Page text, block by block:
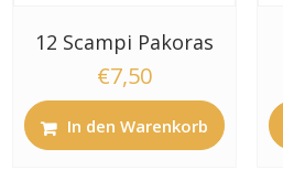
12 Scampi Pakoras
€7,50
In den Warenkorb